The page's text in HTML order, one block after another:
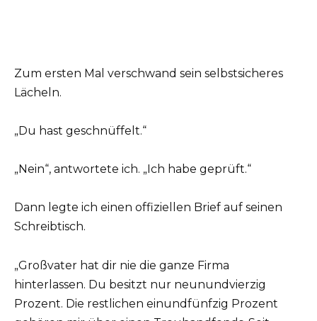
Zum ersten Mal verschwand sein selbstsicheres
Lächeln.
„Du hast geschnüffelt.“
„Nein“, antwortete ich. „Ich habe geprüft.“
Dann legte ich einen offiziellen Brief auf seinen
Schreibtisch.
„Großvater hat dir nie die ganze Firma
hinterlassen. Du besitzt nur neunundvierzig
Prozent. Die restlichen einundfünfzig Prozent